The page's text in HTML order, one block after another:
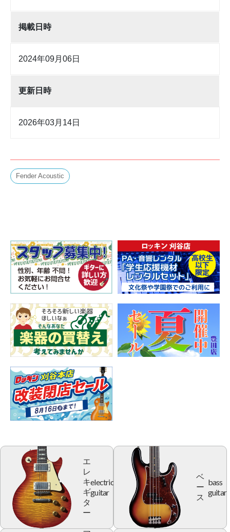
掲載日時
2024年09月06日
更新日時
2026年03月14日
Fender Acoustic
エ
レ
キ
ギ
タ
ー
electric
guitar
ベ
ー
ス
bass
guitar